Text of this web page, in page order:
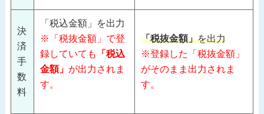
決
済
手
数
料
「税込金額」を出力
※「税抜金額」で登
録していても 「税込
金額」 が出力されま
す。
「税抜金額」を出力
※登録した「税抜金額」
がそのまま出力されま
す。